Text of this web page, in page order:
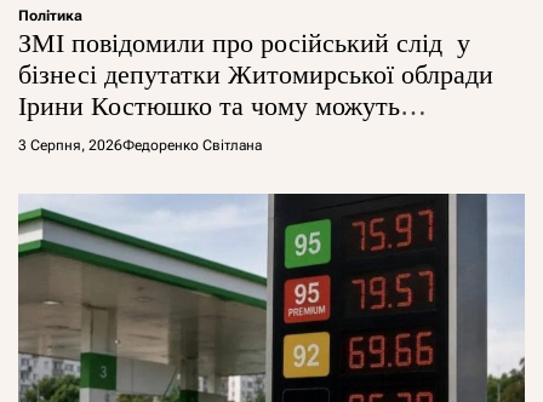
Політика
ЗМІ повідомили про російський слід у
бізнесі депутатки Житомирської облради
Ірини Костюшко та чому можуть
арештувати її активи
3 Серпня, 2026Федоренко Світлана